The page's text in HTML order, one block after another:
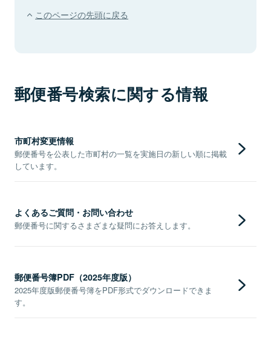
このページの先頭に戻る
郵便番号検索に関する情報
市町村変更情報
郵便番号を公表した市町村の一覧を実施日の新しい順に掲載
しています。
よくあるご質問・お問い合わせ
郵便番号に関するさまざまな疑問にお答えします。
郵便番号簿PDF（2025年度版）
2025年度版郵便番号簿をPDF形式でダウンロードできま
す。